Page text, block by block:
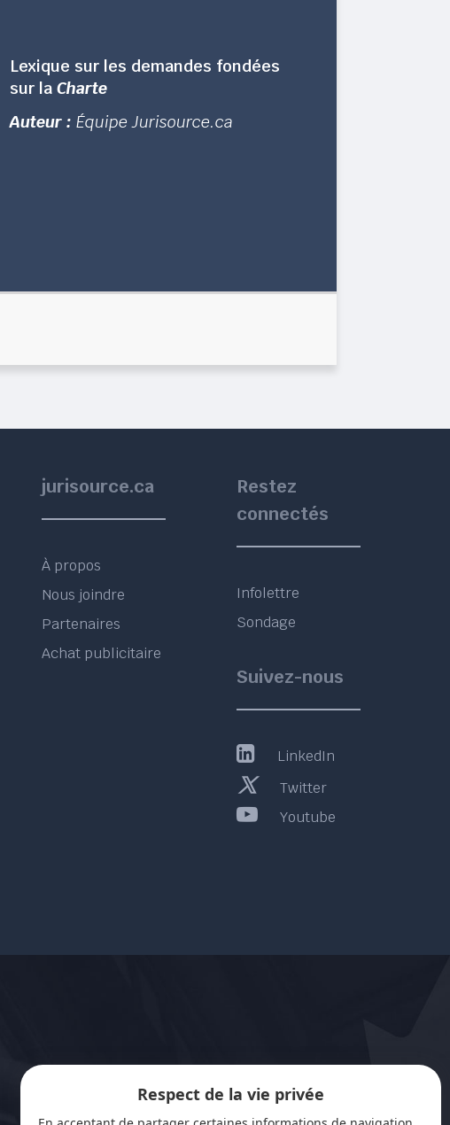
Lexique sur les demandes fondées
sur la Charte
Auteur : Équipe Jurisource.ca
jurisource.ca
À propos
Nous joindre
Partenaires
Achat publicitaire
Restez
connectés
Infolettre
Sondage
Suivez-nous
LinkedIn
Twitter
Youtube
Respect de la vie privée